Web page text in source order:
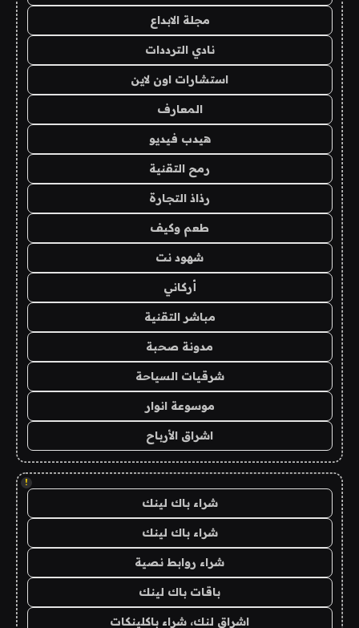
مجلة الابداع
نادي الترددات
استشارات اون لاين
المعارف
هيدب فيديو
رمح التقنية
رذاذ التجارة
طعم وكيف
شهود نت
أركاني
مباشر التقنية
مدونة صحبة
شرقيات السياحة
موسوعة انوار
اشراق الأرباح
!
شراء باك لينك
شراء باك لينك
شراء روابط نصية
باقات باك لينك
اشراق لنك، شراء باكلينكات